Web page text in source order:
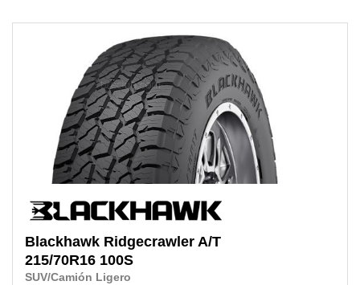
Blackhawk Ridgecrawler A/T
215/70R16 100S
SUV/Camión Ligero